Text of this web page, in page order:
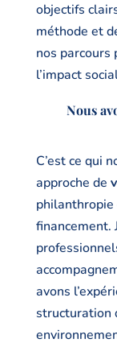
objectifs
méthode et
nos parcours
l’impact
Nous
C’est ce qui
approche de
philanthropie
financement.
avons
structuration